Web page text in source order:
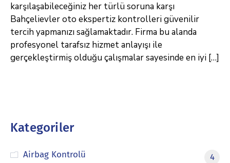
karşılaşabileceğiniz her türlü soruna karşı
Bahçelievler oto ekspertiz kontrolleri güvenilir
tercih yapmanızı sağlamaktadır. Firma bu alanda
profesyonel tarafsız hizmet anlayışı ile
gerçekleştirmiş olduğu çalışmalar sayesinde en iyi […]
Kategoriler
Airbag Kontrolü
4